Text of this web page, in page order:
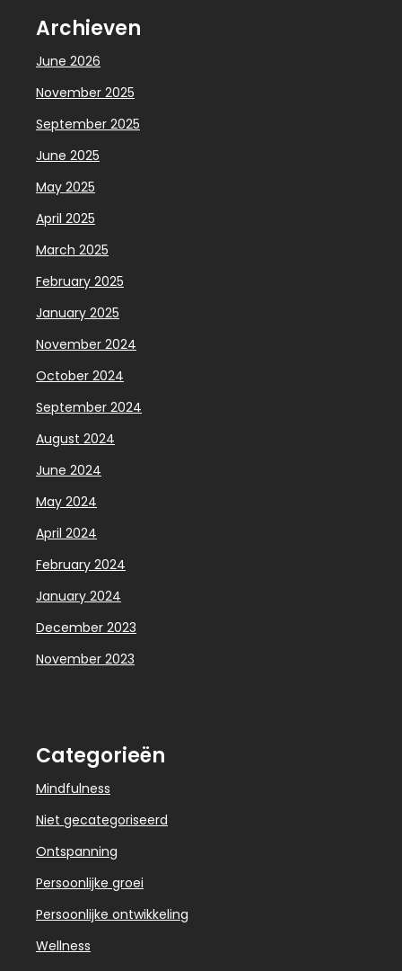
Archieven
June 2026
November 2025
September 2025
June 2025
May 2025
April 2025
March 2025
February 2025
January 2025
November 2024
October 2024
September 2024
August 2024
June 2024
May 2024
April 2024
February 2024
January 2024
December 2023
November 2023
Categorieën
Mindfulness
Niet gecategoriseerd
Ontspanning
Persoonlijke groei
Persoonlijke ontwikkeling
Wellness